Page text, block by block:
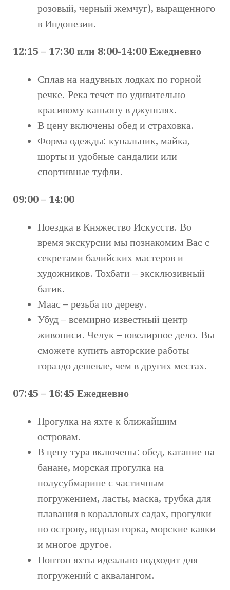
розовый, черный жемчуг), выращенного
в Индонезии.
12:15 – 17:30 или 8:00-14:00 Ежедневно
Сплав на надувных лодках по горной
речке. Река течет по удивительно
красивому каньону в джунглях.
В цену включены обед и страховка.
Форма одежды: купальник, майка,
шорты и удобные сандалии или
спортивные туфли.
09:00 – 14:00
Поездка в Княжество Искусств. Во
время экскурсии мы познакомим Вас с
секретами балийских мастеров и
художников. Тохбати – эксклюзивный
батик.
Маас – резьба по дереву.
Убуд – всемирно известный центр
живописи. Челук – ювелирное дело. Вы
сможете купить авторские работы
гораздо дешевле, чем в других местах.
07:45 – 16:45 Ежедневно
Прогулка на яхте к ближайшим
островам.
В цену тура включены: обед, катание на
банане, морская прогулка на
полусубмарине с частичным
погружением, ласты, маска, трубка для
плавания в коралловых садах, прогулки
по острову, водная горка, морские каяки
и многое другое.
Понтон яхты идеально подходит для
погружений с аквалангом.